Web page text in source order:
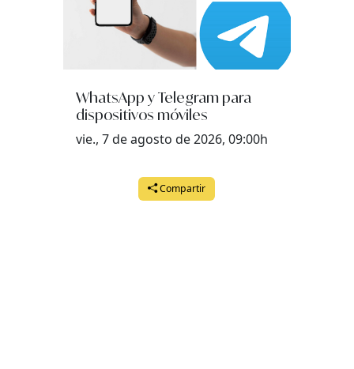
WhatsApp y Telegram para
dispositivos móviles
vie., 7 de agosto de 2026, 09:00h
Compartir